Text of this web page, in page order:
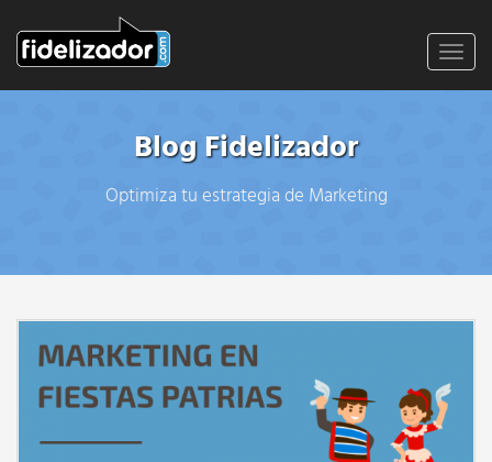
Blog Fidelizador
Optimiza tu estrategia de Marketing